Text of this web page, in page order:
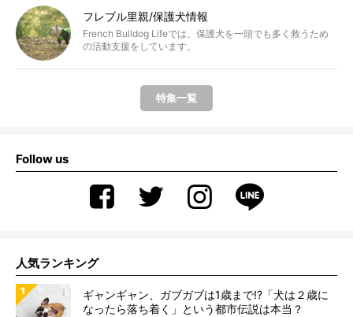
フレブル里親/保護犬情報
French Bulldog Lifeでは、保護犬を一頭でも多く救うため
の活動支援をしています。
特集一覧
Follow us
人気ランキング
ギャンギャン、ガブガブは1歳まで!?「犬は２歳に
なったら落ち着く」という都市伝説は本当？